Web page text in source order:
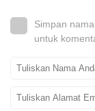
Simpan
untuk